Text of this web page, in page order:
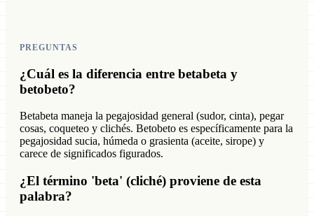
PREGUNTAS
¿Cuál es la diferencia entre betabeta y
betobeto?
Betabeta maneja la pegajosidad general (sudor, cinta), pegar
cosas, coqueteo y clichés. Betobeto es específicamente para la
pegajosidad sucia, húmeda o grasienta (aceite, sirope) y
carece de significados figurados.
¿El término 'beta' (cliché) proviene de esta
palabra?